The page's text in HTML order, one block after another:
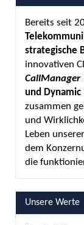
Bereits seit
strategische
innovativen
CallManager
und
zusammen
und
Leben
dem
die
Unsere Werte